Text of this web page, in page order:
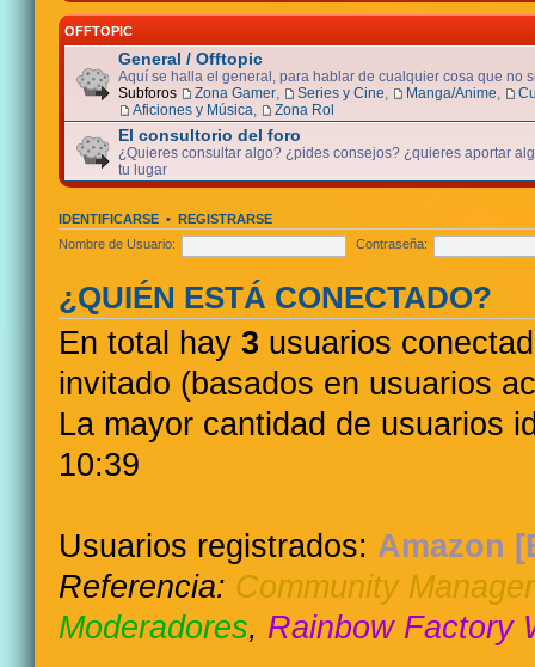
OFFTOPIC
General / Offtopic
Aquí se halla el general, para hablar de cualquier cosa que no
Subforos
Zona Gamer Series y Cine Manga/Anime
Aficiones y Música
Zona Rol
El consultorio del foro
¿Quieres consultar algo? ¿pides consejos? ¿quieres aportar
tu lugar
IDENTIFICARSE • REGISTRARSE
Nombre de Usuario:
Contraseña:
¿QUIÉN ESTÁ CONECTADO?
En total hay 3 usuarios
invitado (basados en usuarios
La mayor cantidad de usuarios
10:39
Usuarios registrados: Amazon
Referencia: Community Manager
Moderadores, Rainbow Factory